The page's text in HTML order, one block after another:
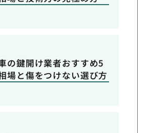
の鍵開け業者おすすめ5
場と傷をつけない選び方